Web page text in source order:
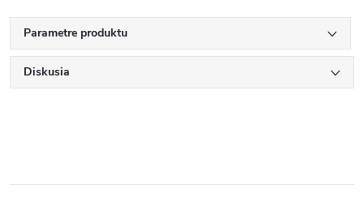
Parametre produktu
Diskusia